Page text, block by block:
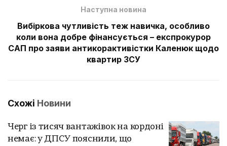
Наступна новина
Вибіркова чутливість теж навичка, особливо
коли вона добре фінансується – експрокурор
САП про заяви антикорактивістки Каленюк щодо
квартир ЗСУ
Схожі Новини
Черг із тисяч вантажівок на кордоні
немає: у ДПСУ пояснили, що